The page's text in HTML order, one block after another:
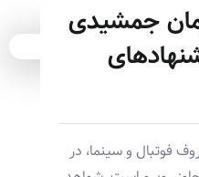
جمشیدی
فوتبال و سینما، در